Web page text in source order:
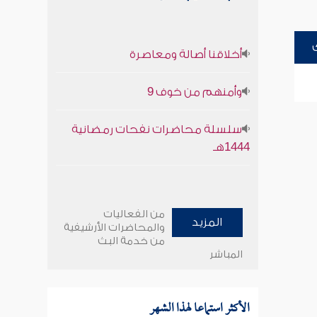
أخلاقنا أصالة ومعاصرة
وأمنهم من خوف 9
سلسلة محاضرات نفحات رمضانية
1444هـ
المزيد
من الفعاليات
والمحاضرات الأرشيفية
من خدمة البث
المباشر
الأكثر استماعا لهذا الشهر